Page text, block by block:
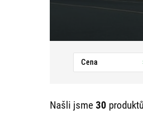
Cena
Našli jsme 30